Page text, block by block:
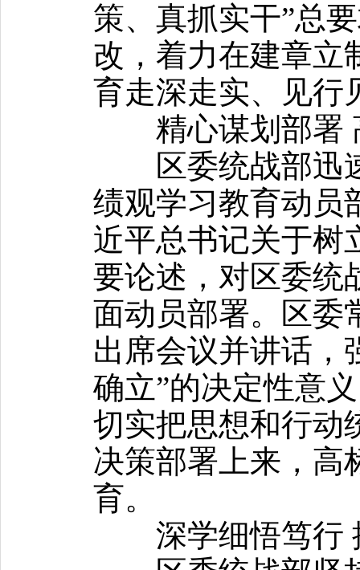
策、真抓实干”总
改，着力在建章立
育走深走实、见行
精心谋划部署
区委统战部迅
绩观学习教育动员
近平总书记关于树
要论述，对区委统
面动员部署。区委
出席会议并讲话，
确立”的决定性意
切实把思想和行动
决策部署上来，高
育。
深学细悟笃行